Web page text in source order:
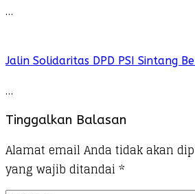
…
Jalin Solidaritas DPD PSI Sintang
…
Tinggalkan Balasan
Alamat email Anda tidak akan
yang wajib ditandai *